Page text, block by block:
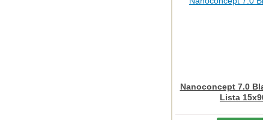
Nanoconcept 7.0
Lista 15x90